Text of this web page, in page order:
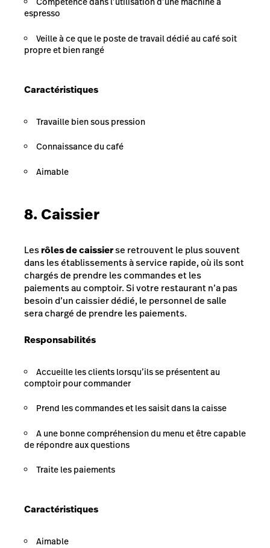
espresso
Veille à ce que le poste de travail dédié au café soit
propre et bien rangé
Caractéristiques
Travaille bien sous pression
Connaissance du café
Aimable
8. Caissier
Lesrôles de caissierse retrouvent le plus souvent
dans les établissements à service rapide, où ils sont
chargés de prendre les commandes et les
paiements au comptoir. Si votre restaurant n’a pas
besoin d’un caissier dédié, le personnel de salle
sera chargé de prendre les paiements.
Responsabilités
Accueille les clients lorsqu’ils se présentent au
comptoir pour commander
Prend les commandes et les saisit dans la caisse
A une bonne compréhension du menu et être capable
de répondre aux questions
Traite les paiements
Caractéristiques
Aimable